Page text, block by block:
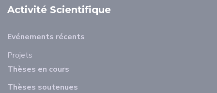
Activité Scientifique
Evénements récents
Projets
Thèses en cours
Thèses soutenues